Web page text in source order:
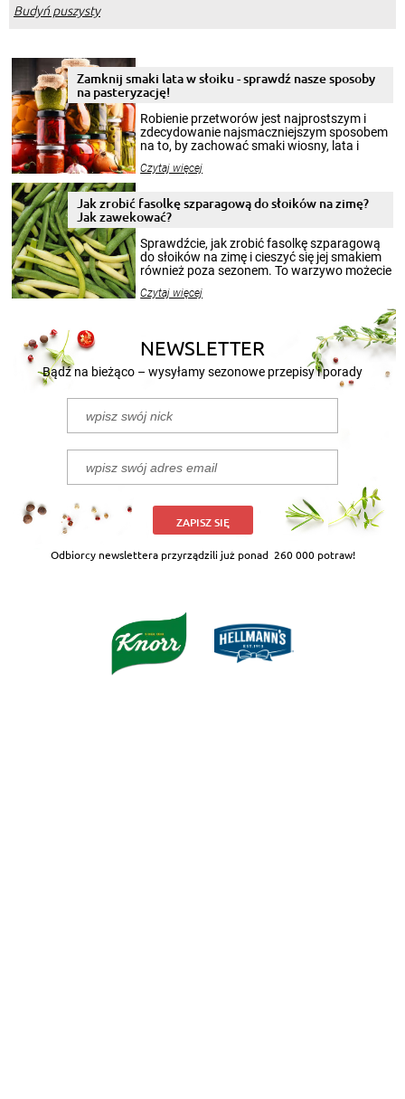
Budyń puszysty
Zamknij smaki lata w słoiku - sprawdź nasze sposoby
na pasteryzację!
Robienie przetworów jest najprostszym i
zdecydowanie najsmaczniejszym sposobem
na to, by zachować smaki wiosny, lata i
krajobrazów, by cieszyć nimi oko w sezonie
pełni poczuć atmosferę cieplejszych
miesięcy. Przygotowanie słoików ze
patenty, które pozwolą zachować świeżość
przetworów.
Czytaj więcej
Jak zrobić fasolkę szparagową do słoików na zimę?
Jak zawekować?
Sprawdźcie, jak zrobić fasolkę szparagową
do słoików na zimę i cieszyć się jej smakiem
również poza sezonem. To warzywo możecie
nasze propozycje!
Czytaj więcej
NEWSLETTER
Bądź na bieżąco – wysyłamy sezonowe przepisy i porady
ZAPISZ SIĘ
Odbiorcy newslettera przyrządzili już ponad 260 000 potraw!